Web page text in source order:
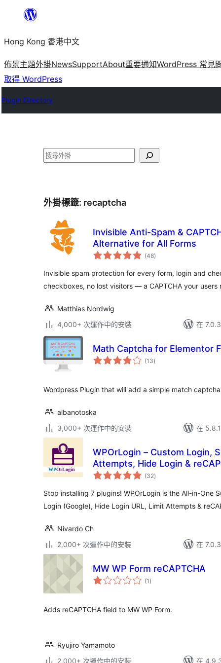
主
要
內
容
Hong Kong 香港中文
佈景主題外掛NewsSupportAbout重要通知WordPress 常見
取得 WordPress
Plugin Directory
搜
外掛標籤: recaptcha
Invisible Anti-Spam &
Alternative for All Forms
(48總
評)
Invisible spam protection for every form, login and
checkboxes, no lost visitors — a CAPTCHA your users
Matthias Nordwig
4,000+ 次運作中的安裝
在
Math Captcha for Elementor
(13總
評)
Wordpress Plugin that will add a simple match
albanotoska
3,000+ 次運作中的安裝
在
WPOrLogin – Custom Login,
Attempts, Hide Login &
(32總
評)
Stop installing 7 plugins! WPOrLogin is the All-in-One
Login (Google), Hide Login URL, Limit Attempts &
Nivardo Ch
2,000+ 次運作中的安裝
在
MW WP Form reCAPTCHA
(1 總
評)
Adds reCAPTCHA field to MW WP Form.
Ryujiro Yamamoto
2,000+ 次運作中的安裝
在